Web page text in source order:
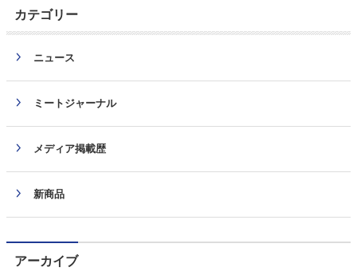
カテゴリー
ニュース
ミートジャーナル
メディア掲載歴
新商品
アーカイブ